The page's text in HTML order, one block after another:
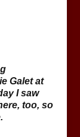
Galet at
I saw
too, so